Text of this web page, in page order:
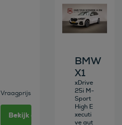
Vraagprijs
Bekijk deze auto
Bekijk deze
BMW
X1
xDrive
25i M-
Sport
High E
xecuti
ve aut